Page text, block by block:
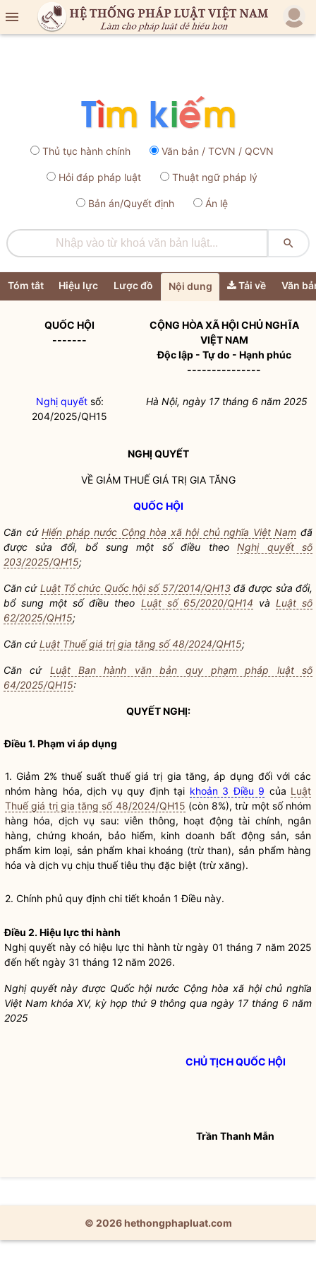

Thủ tục hành chính Văn bản / TCVN / QCVN
Hỏi đáp pháp luật Thuật ngữ pháp lý
Bản án/Quyết định Án lệ

Tóm tắt Hiệu lực Lược đồ Nội dung Tải về Văn
QUỐC HỘI
-------
CỘNG HÒA XÃ HỘI CHỦ NGHĨA
VIỆT NAM
Độc lập - Tự do - Hạnh phúc
---------------
Nghị quyếtsố:
204/2025/QH15
Hà Nội, ngày 17 tháng 6 năm 2025
NGHỊ QUYẾT
VỀ GIẢM THUẾ GIÁ TRỊ GIA TĂNG
QUỐC HỘI
Căn cứHiến pháp nước Cộng hòa xã hội chủ nghĩa Việt Nam đã
được sửa đổi, bổ sung một số điều theoNghị quyết số
203/2025/QH15;
Căn cứ Luật Tổ chức Quốc hội số 57/2014/QH13 đã được sửa đổi,
bổ sung một số điều theo Luật số 65/2020/QH14 và Luật số
62/2025/QH15;
Căn cứLuật Thuế giá trị gia tăng số 48/2024/QH15;
Căn cứ Luật Ban hành văn bản quy phạm pháp luật số
64/2025/QH15:
QUYẾT NGHỊ:
Điều 1. Phạm vi áp dụng
1. Giảm 2% thuế suất thuế giá trị gia tăng, áp dụng đối với các
nhóm hàng hóa, dịch vụ quy định tại khoản 3 Điều 9 của Luật
Thuế giá trị gia tăng số 48/2024/QH15 (còn 8%), trừ một số nhóm
hàng hóa, dịch vụ sau: viễn thông, hoạt động tài chính, ngân
hàng, chứng khoán, bảo hiểm, kinh doanh bất động sản, sản
phẩm kim loại, sản phẩm khai khoáng (trừ than), sản phẩm hàng
hóa và dịch vụ chịu thuế tiêu thụ đặc biệt (trừ xăng).
2. Chính phủ quy định chi tiết khoản 1 Điều này.
Điều 2. Hiệu lực thi hành
Nghị quyết này có hiệu lực thi hành từ ngày 01 tháng 7 năm 2025
đến hết ngày 31 tháng 12 năm 2026.
Nghị quyếtnày được Quốc hộinước Cộng hòa xã hội chủ nghĩa
Việt Nam khóa XV, kỳ họp thứ 9 thông qua ngày 17 tháng 6 năm
2025
CHỦ TỊCH QUỐC HỘI
Trần Thanh Mẫn
© 2026 hethongphapluat.com